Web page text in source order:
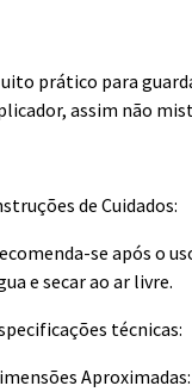
prático para
assim não
de Cuidados:
se após o
e secar ao ar livre.
técnicas: